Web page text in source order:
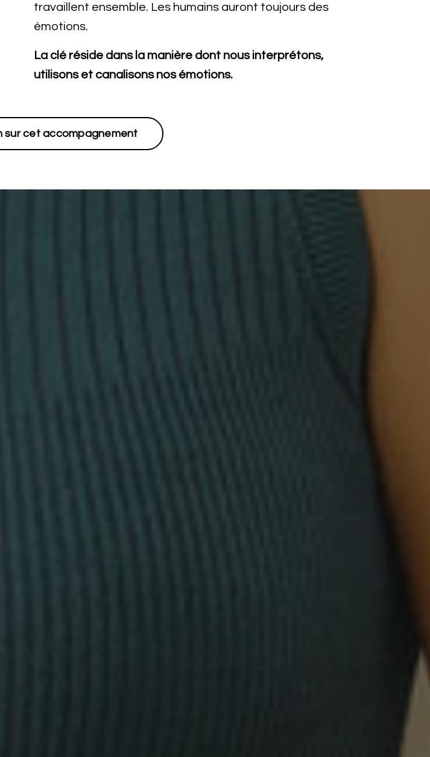
travaillent ensemble. Les humains auront toujours des
émotions.
La clé réside dans la manière dont nous interprétons,
utilisons et canalisons nos émotions.
sur cet accompagnement